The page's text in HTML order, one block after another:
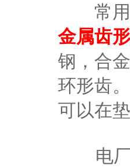
常用的
金属齿
钢，合
环形齿
可以在
电厂